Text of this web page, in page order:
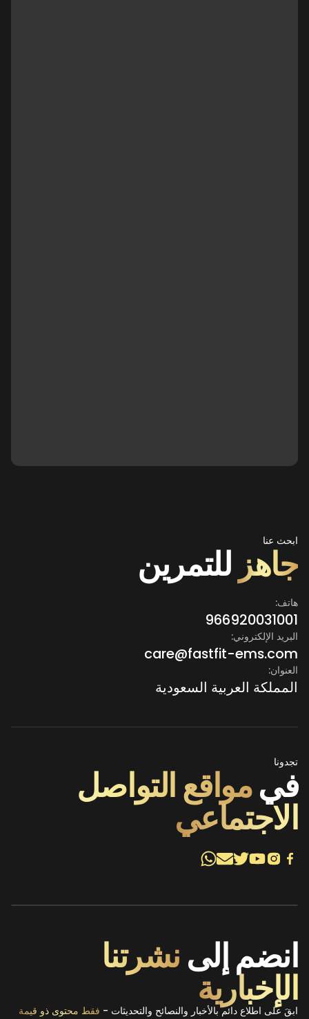
ابحث عنا
جاهز للتمرين
هاتف:
966920031001
البريد الإلكتروني:
care@fastfit-ems.com
العنوان:
المملكة العربية السعودية
تجدونا
فيمواقع التواصل
الاجتماعي
انضم إلىنشرتنا
الإخبارية
ابقَ على اطلاع دائم بالأخبار والنصائح والتحديثات - فقط محتوى ذو قيمة